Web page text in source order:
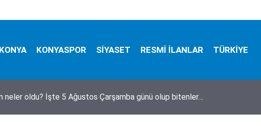
KONYA KONYASPOR SİYASET RESMİ İLANLAR TÜRKİYE
neler oldu? İşte 5 Ağustos Çarşamba günü olup bitenler…